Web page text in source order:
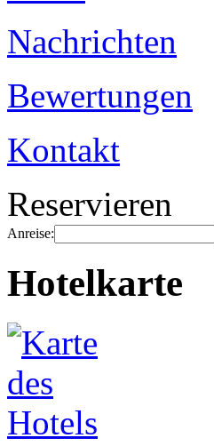
Nachrichten
Bewertungen
Kontakt
Reservieren
Anreise:
Hotelkarte